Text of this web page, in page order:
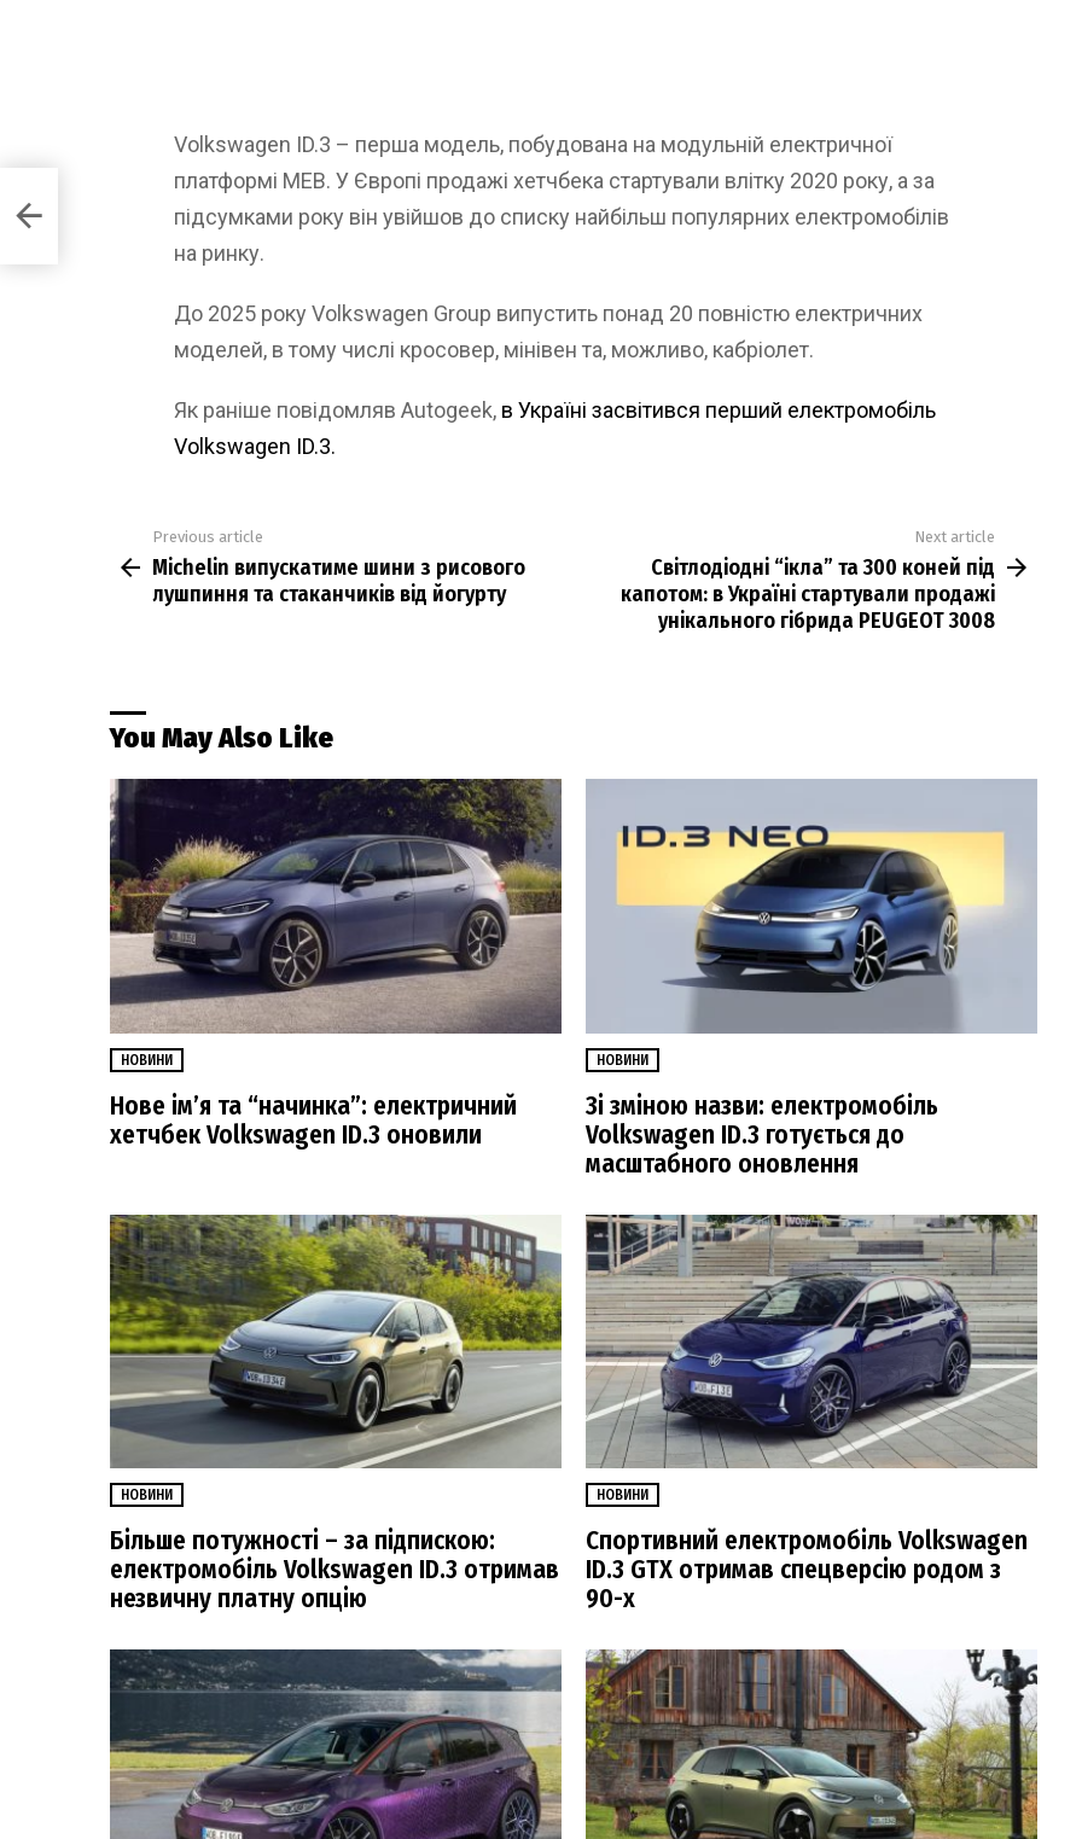
Volkswagen ID.3 – перша модель, побудована на модульній електричної
платформі MEB. У Європі продажі хетчбека стартували влітку 2020 року, а за
підсумками року він увійшов до списку найбільш популярних електромобілів
на ринку.
До 2025 року Volkswagen Group випустить понад 20 повністю електричних
моделей, в тому числі кросовер, мінівен та, можливо, кабріолет.
Як раніше повідомляв Autogeek, в Україні засвітився перший електромобіль
Volkswagen ID.3.
more
Previous article
Michelin випускатиме шини з рисового
лушпиння та стаканчиків від йогурту
Next article
Світлодіодні “ікла” та 300 коней під
капотом: в Україні стартували продажі
унікального гібрида PEUGEOT 3008
You May Also Like
НОВИНИ
Нове ім’я та “начинка”: електричний
хетчбек Volkswagen ID.3 оновили
НОВИНИ
Зі зміною назви: електромобіль
Volkswagen ID.3 готується до
масштабного оновлення
НОВИНИ
Більше потужності – за підпискою:
електромобіль Volkswagen ID.3 отримав
незвичну платну опцію
НОВИНИ
Спортивний електромобіль Volkswagen
ID.3 GTX отримав спецверсію родом з
90-х